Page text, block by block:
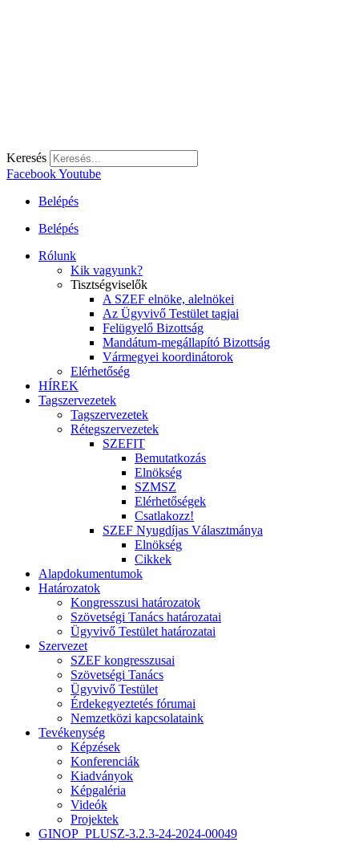
Keresés
FacebookYoutube
Belépés
Belépés
Rólunk
Kik vagyunk?
Tisztségviselők
A SZEF elnöke, alelnökei
Az Ügyvivő Testület tagjai
Felügyelő Bizottság
Mandátum-megállapító Bizottság
Vármegyei koordinátorok
Elérhetőség
HÍREK
Tagszervezetek
Tagszervezetek
Rétegszervezetek
SZEFIT
Bemutatkozás
Elnökség
SZMSZ
Elérhetőségek
Csatlakozz!
SZEF Nyugdíjas Választmánya
Elnökség
Cikkek
Alapdokumentumok
Határozatok
Kongresszusi határozatok
Szövetségi Tanács határozatai
Ügyvivő Testület határozatai
Szervezet
SZEF kongresszusai
Szövetségi Tanács
Ügyvivő Testület
Érdekegyeztetés fórumai
Nemzetközi kapcsolataink
Tevékenység
Képzések
Konferenciák
Kiadványok
Képgaléria
Videók
Projektek
GINOP_PLUSZ-3.2.3-24-2024-00049